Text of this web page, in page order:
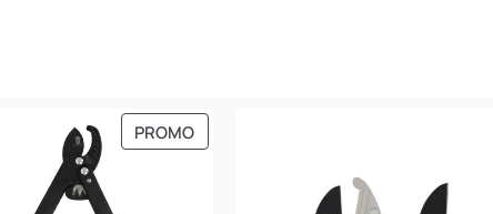
PROMOPRODUIT
EN